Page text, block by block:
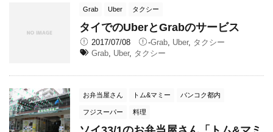
Grab Uber タクシー
タイでのUberとGrabのサービス
2017/07/08 -Grab, Uber, タクシー
Grab Uber, タクシー
お弁当屋さん トム&マミー バンコク都内
フジスーパー 料理